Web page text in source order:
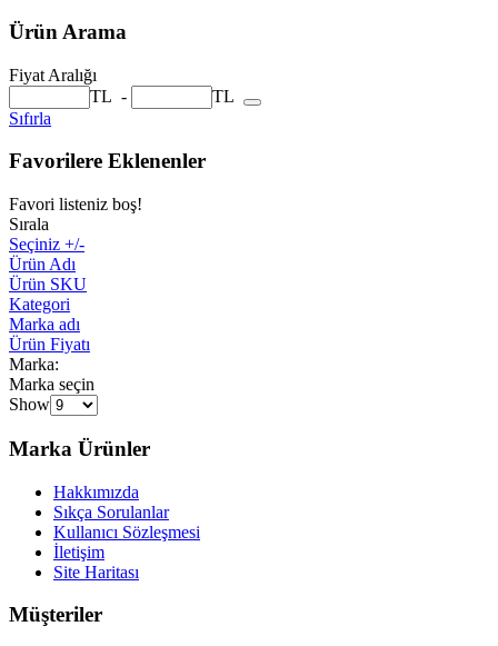
Ürün Arama
Fiyat Aralığı
TL -
TL
Sıfırla
Favorilere Eklenenler
Favori listeniz boş!
Sırala
Seçiniz +/-
Ürün Adı
Ürün SKU
Kategori
Marka adı
Ürün Fiyatı
Marka:
Marka seçin
Show
Marka Ürünler
Hakkımızda
Sıkça Sorulanlar
Kullanıcı Sözleşmesi
İletişim
Site Haritası
Müşteriler